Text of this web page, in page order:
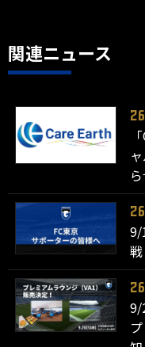
関連ニュース
9/
9/